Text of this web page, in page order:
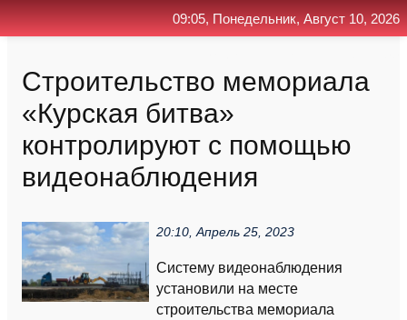
Строительство мемориала
«Курская битва»
контролируют с помощью
видеонаблюдения
20:10, Апрель 25, 2023
Систему видеонаблюдения
установили на месте
строительства мемориала
09:05, Понедельник, Август 10, 2026